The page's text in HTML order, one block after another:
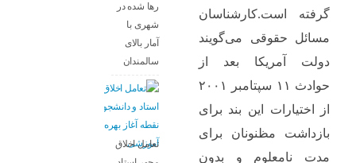
گرفته است.کارشناسان
مسائل حقوقی می‌گویند
دولت آمریکا بعد از
حوادث ۱۱ سپتامبر ۲۰۰۱
از اختیارات این بند برای
بازداشت مظنونان برای
مدت‌ نامعلوم و بدون
رها شده در
شهری با
آمار بالای
سالمندان
تعامل اخلاق‌